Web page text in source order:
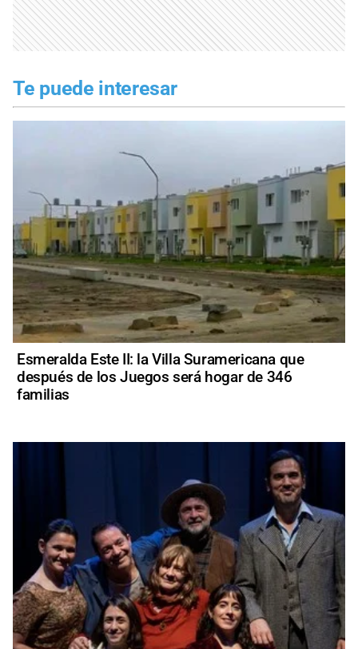
Te puede interesar
Esmeralda Este II: la Villa Suramericana que
después de los Juegos será hogar de 346
familias